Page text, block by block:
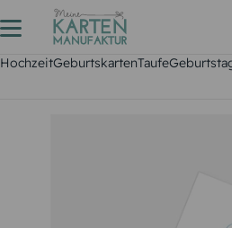
HochzeitGeburtskartenTaufe